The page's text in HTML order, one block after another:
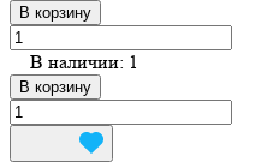
В корзину
В наличии: 1
В корзину